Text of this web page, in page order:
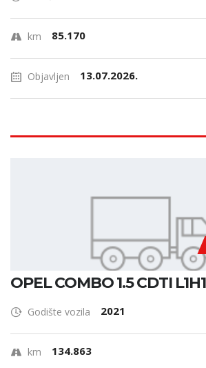
km 85.170
Objavljen 13.07.2026.
OPEL COMBO 1.5 CDTI L1H1
Godište vozila 2021
km 134.863